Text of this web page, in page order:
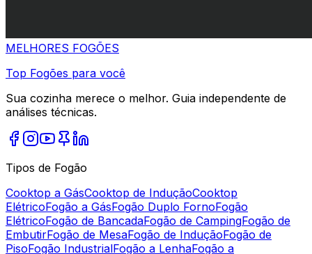
MELHORES FOGÕES
Top Fogões para você
Sua cozinha merece o melhor. Guia independente de
análises técnicas.
Tipos de Fogão
Cooktop a GásCooktop de InduçãoCooktop
ElétricoFogão a GásFogão Duplo FornoFogão
ElétricoFogão de BancadaFogão de CampingFogão de
EmbutirFogão de MesaFogão de InduçãoFogão de
PisoFogão IndustrialFogão a LenhaFogão a